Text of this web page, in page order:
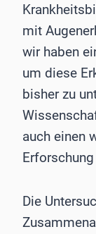
mit
wir haben
um diese
bisher zu
auch einen
Die